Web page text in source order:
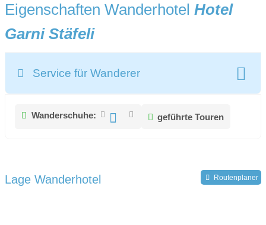
Eigenschaften Wanderhotel Hotel
Garni Stäfeli
Service für Wanderer
Wanderschuhe: geführte Touren
Lage Wanderhotel Routenplaner